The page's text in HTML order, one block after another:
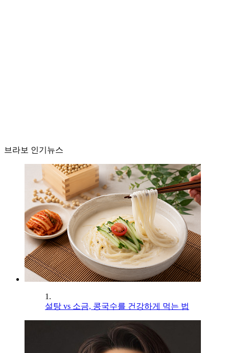
브라보 인기뉴스
1.
설탕 vs 소금, 콩국수를 건강하게 먹는 법